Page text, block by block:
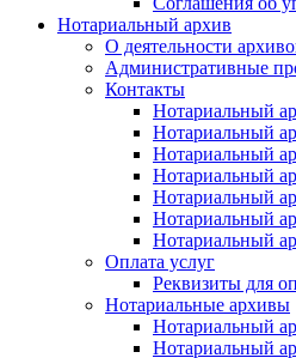
Нотариальный архив
О деятельности
Административные
Контакты
Нотариальный
Нотариальный
Нотариальный
Нотариальный
Нотариальный
Нотариальный
Нотариальный
Оплата услуг
Реквизиты для
Нотариальные архивы
Нотариальный
Нотариальный